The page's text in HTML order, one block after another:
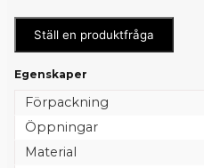
Ställ en produktfråga
Egenskaper
Förpackning
Öppningar
Material